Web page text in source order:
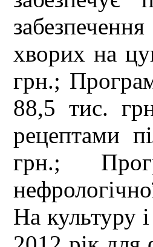
хворих на
грн.;
88,5 тис.
рецептами
грн.;
На культуру